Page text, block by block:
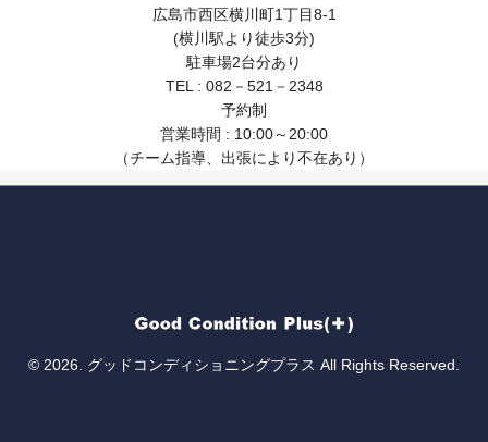
広島市西区横川町1丁目8-1
(横川駅より徒歩3分)
駐車場2台分あり
TEL : 082－521－2348
予約制
営業時間 : 10:00～20:00
（チーム指導、出張により不在あり）
© 2026. グッドコンディショニングプラス All Rights Reserved.